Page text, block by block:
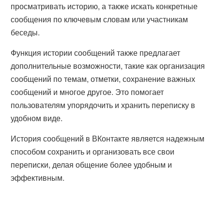
просматривать историю, а также искать конкретные
сообщения по ключевым словам или участникам
беседы.
Функция истории сообщений также предлагает
дополнительные возможности, такие как организация
сообщений по темам, отметки, сохранение важных
сообщений и многое другое. Это помогает
пользователям упорядочить и хранить переписку в
удобном виде.
История сообщений в ВКонтакте является надежным
способом сохранить и организовать все свои
переписки, делая общение более удобным и
эффективным.